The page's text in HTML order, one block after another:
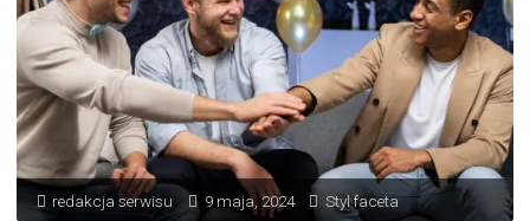
do
brudnej
wody?"
redakcja serwisu 9 maja, 2024 Styl faceta